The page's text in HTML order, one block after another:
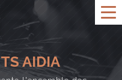
AIDIA